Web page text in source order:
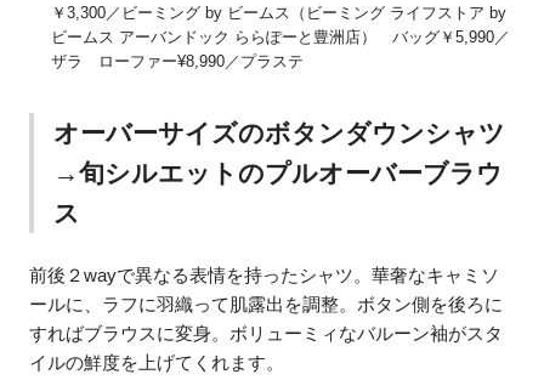
￥3,300／ビーミング by ビームス（ビーミング ライフストア by
ビームス アーバンドック ららぽーと豊洲店） バッグ￥5,990／
ザラ ローファー¥8,990／プラステ
オーバーサイズのボタンダウンシャツ
→旬シルエットのプルオーバーブラウ
ス
前後２wayで異なる表情を持ったシャツ。華奢なキャミソ
ールに、ラフに羽織って肌露出を調整。ボタン側を後ろに
すればブラウスに変身。ボリューミィなバルーン袖がスタ
イルの鮮度を上げてくれます。